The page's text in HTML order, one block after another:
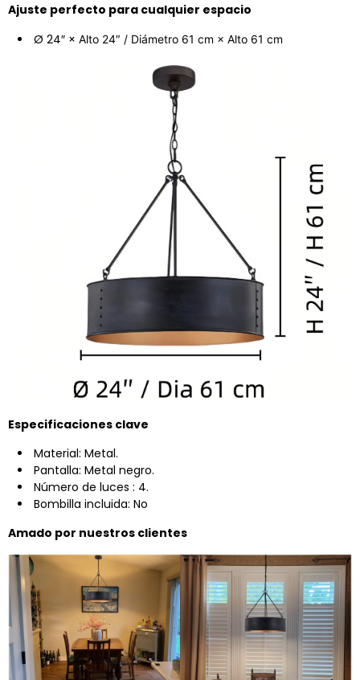
Ajuste perfecto para cualquier espacio
Ø 24″ × Alto 24″ / Diámetro 61 cm × Alto 61 cm
Especificaciones clave
Material: Metal.
Pantalla: Metal negro.
Número de luces : 4.
Bombilla incluida: No
Amado por nuestros clientes